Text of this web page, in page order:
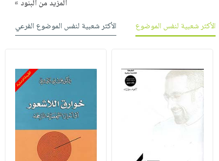
المزيد من البنود »
الأكثر شعبية لنفس الموضوع
الأكثر شعبية لنفس الموضوع الفرعي